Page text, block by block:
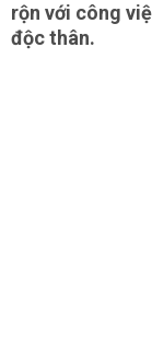
rộn với công
độc thân.